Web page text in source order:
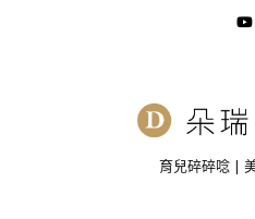
育兒碎碎唸 |